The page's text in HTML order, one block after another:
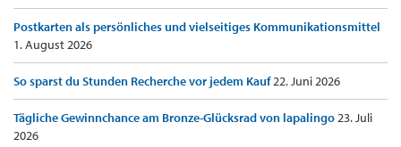
Postkarten als persönliches und vielseitiges Kommunikationsmittel
1. August 2026
So sparst du Stunden Recherche vor jedem Kauf22. Juni 2026
Tägliche Gewinnchance am Bronze-Glücksrad von lapalingo23. Juli
2026